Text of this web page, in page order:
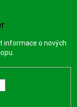
informace o nových